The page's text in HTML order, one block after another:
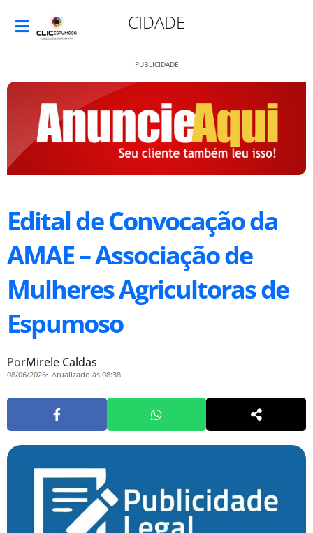
CIDADE
PUBLICIDADE
Edital de Convocação da
AMAE – Associação de
Mulheres Agricultoras de
Espumoso
PorMirele Caldas
08/06/2026 Atualizado às 08:38